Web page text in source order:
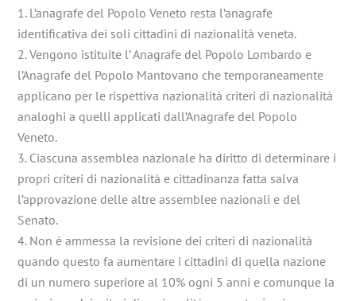
1. L’anagrafe del Popolo Veneto resta l’anagrafe
identificativa dei soli cittadini di nazionalità veneta.
2. Vengono istituite l’ Anagrafe del Popolo Lombardo e
l’Anagrafe del Popolo Mantovano che temporaneamente
applicano per le rispettiva nazionalità criteri di nazionalità
analoghi a quelli applicati dall’Anagrafe del Popolo
Veneto.
3. Ciascuna assemblea nazionale ha diritto di determinare i
propri criteri di nazionalità e cittadinanza fatta salva
l’approvazione delle altre assemblee nazionali e del
Senato.
4. Non è ammessa la revisione dei criteri di nazionalità
quando questo fa aumentare i cittadini di quella nazione
di un numero superiore al 10% ogni 5 anni e comunque la